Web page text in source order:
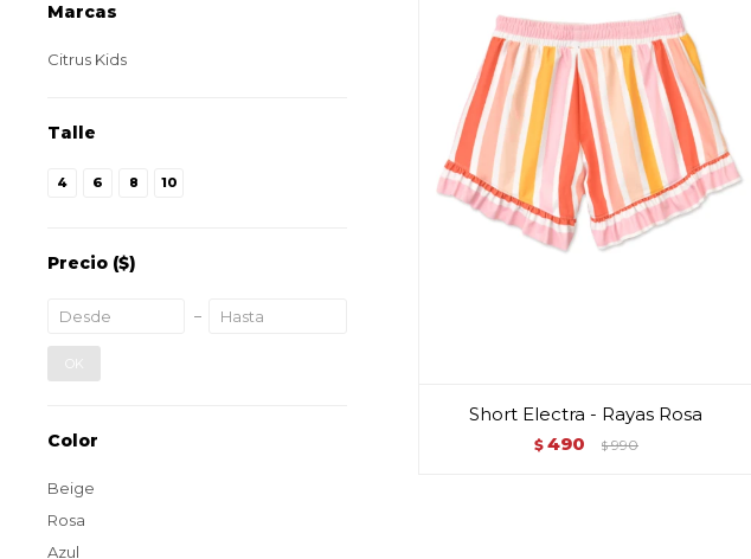
Short Electra - Rayas Rosa
$ 490 $ 990
Marcas
Citrus Kids
Talle
4 6 8 10
Precio ($)
OK
Color
Beige
Rosa
Azul